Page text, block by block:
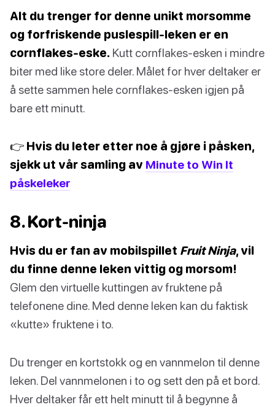
Alt du trenger for denne unikt morsomme
og forfriskende puslespill-leken er en
cornflakes-eske. Kutt cornflakes-esken i mindre
biter med like store deler. Målet for hver deltaker er
å sette sammen hele cornflakes-esken igjen på
bare ett minutt.
👉 Hvis du leter etter noe å gjøre i påsken,
sjekk ut vår samling av Minute to Win It
påskeleker
8. Kort-ninja
Hvis du er fan av mobilspillet Fruit Ninja, vil
du finne denne leken vittig og morsom!
Glem den virtuelle kuttingen av fruktene på
telefonene dine. Med denne leken kan du faktisk
«kutte» fruktene i to.
Du trenger en kortstokk og en vannmelon til denne
leken. Del vannmelonen i to og sett den på et bord.
Hver deltaker får ett helt minutt til å begynne å